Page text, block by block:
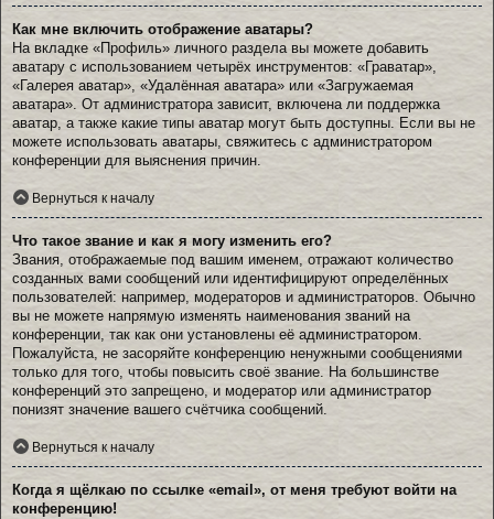
Как мне включить отображение аватары?
На вкладке «Профиль» личного раздела вы можете добавить
аватару с использованием четырёх инструментов: «Граватар»,
«Галерея аватар», «Удалённая аватара» или «Загружаемая
аватара». От администратора зависит, включена ли поддержка
аватар, а также какие типы аватар могут быть доступны. Если вы не
можете использовать аватары, свяжитесь с администратором
конференции для выяснения причин.
Вернуться к началу
Что такое звание и как я могу изменить его?
Звания, отображаемые под вашим именем, отражают количество
созданных вами сообщений или идентифицируют определённых
пользователей: например, модераторов и администраторов. Обычно
вы не можете напрямую изменять наименования званий на
конференции, так как они установлены её администратором.
Пожалуйста, не засоряйте конференцию ненужными сообщениями
только для того, чтобы повысить своё звание. На большинстве
конференций это запрещено, и модератор или администратор
понизят значение вашего счётчика сообщений.
Вернуться к началу
Когда я щёлкаю по ссылке «email», от меня требуют войти на
конференцию!